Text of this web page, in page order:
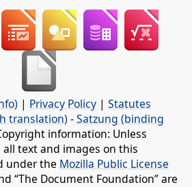
| Privacy Policy | Statutes
translation) -Satzung (binding
information: Unless
text and images on this
under the Mozilla Public License
“The Document Foundation” are